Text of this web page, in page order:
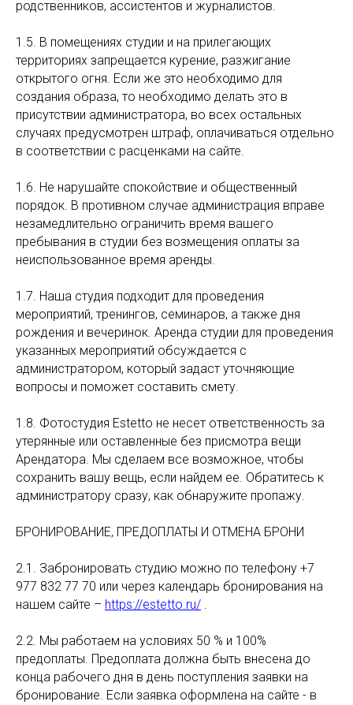
родственников, ассистентов и журналистов.
1.5. В помещениях студии и на прилегающих
территориях запрещается курение, разжигание
открытого огня. Если же это необходимо для
создания образа, то необходимо делать это в
присутствии администратора, во всех остальных
случаях предусмотрен штраф, оплачиваться отдельно
в соответствии с расценками на сайте.
1.6. Не нарушайте спокойствие и общественный
порядок. В противном случае администрация вправе
незамедлительно ограничить время вашего
пребывания в студии без возмещения оплаты за
неиспользованное время аренды.
1.7. Наша студия подходит для проведения
мероприятий, тренингов, семинаров, а также дня
рождения и вечеринок. Аренда студии для проведения
указанных мероприятий обсуждается с
администратором, который задаст уточняющие
вопросы и поможет составить смету.
1.8. Фотостудия Estetto не несет ответственность за
утерянные или оставленные без присмотра вещи
Арендатора. Мы сделаем все возможное, чтобы
сохранить вашу вещь, если найдем ее. Обратитесь к
администратору сразу, как обнаружите пропажу.
БРОНИРОВАНИЕ, ПРЕДОПЛАТЫ И ОТМЕНА БРОНИ
2.1. Забронировать студию можно по телефону +7
977 832 77 70 или через календарь бронирования на
нашем сайте – https://estetto.ru/ .
2.2. Мы работаем на условиях 50 % и 100%
предоплаты. Предоплата должна быть внесена до
конца рабочего дня в день поступления заявки на
бронирование. Если заявка оформлена на сайте - в